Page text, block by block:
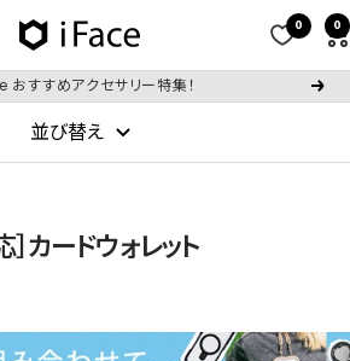
iFace
日
本
公
式
イ
ト
0 0
のMagSafeアクセサリをご紹介
次
並び替え
カードウォレット